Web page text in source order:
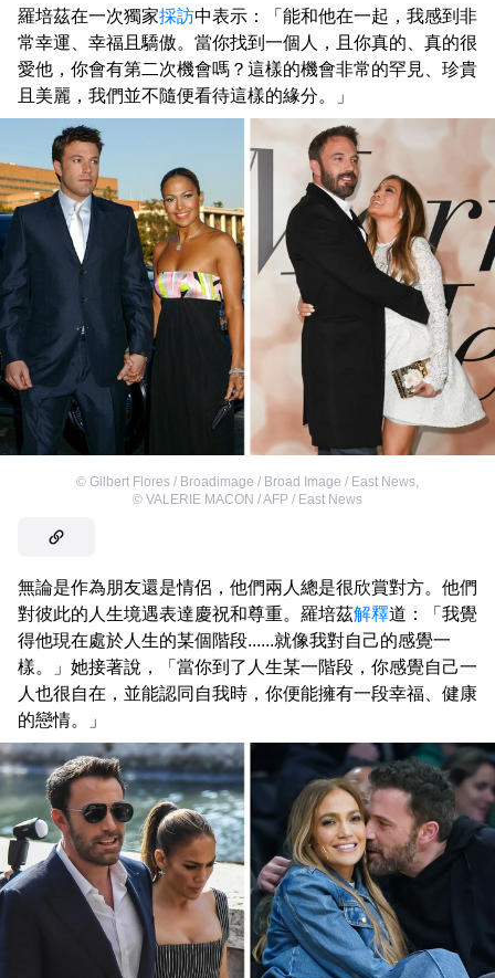
羅培茲在一次獨家採訪中表示：「能和他在一起，我感到非
常幸運、幸福且驕傲。當你找到一個人，且你真的、真的很
愛他，你會有第二次機會嗎？這樣的機會非常的罕見、珍貴
且美麗，我們並不隨便看待這樣的緣分。」
© Gilbert Flores / Broadimage / Broad Image / East News
© VALERIE MACON / AFP / East News
無論是作為朋友還是情侶，他們兩人總是很欣賞對方。他們
對彼此的人生境遇表達慶祝和尊重。羅培茲解釋道：「我覺
得他現在處於人生的某個階段......就像我對自己的感覺一
樣。」她接著說，「當你到了人生某一階段，你感覺自己一
人也很自在，並能認同自我時，你便能擁有一段幸福、健康
的戀情。」